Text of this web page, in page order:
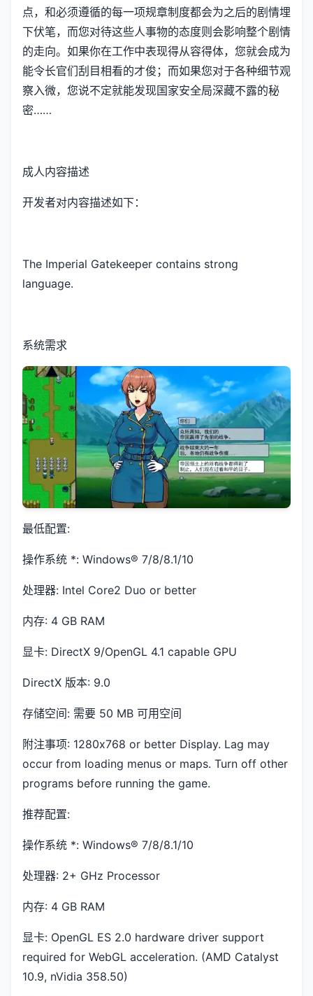
点，和必须遵循的每一项规章制度都会为之后的剧情埋
下伏笔，而您对待这些人事物的态度则会影响整个剧情
的走向。如果你在工作中表现得从容得体，您就会成为
能令长官们刮目相看的才俊；而如果您对于各种细节观
察入微，您说不定就能发现国家安全局深藏不露的秘
密……
成人内容描述
开发者对内容描述如下：
The Imperial Gatekeeper contains strong
language.
系统需求
最低配置:
操作系统 *: Windows® 7/8/8.1/10
处理器: Intel Core2 Duo or better
内存: 4 GB RAM
显卡: DirectX 9/OpenGL 4.1 capable GPU
DirectX 版本: 9.0
存储空间: 需要 50 MB 可用空间
附注事项: 1280x768 or better Display. Lag may
occur from loading menus or maps. Turn off other
programs before running the game.
推荐配置:
操作系统 *: Windows® 7/8/8.1/10
处理器: 2+ GHz Processor
内存: 4 GB RAM
显卡: OpenGL ES 2.0 hardware driver support
required for WebGL acceleration. (AMD Catalyst
10.9, nVidia 358.50)